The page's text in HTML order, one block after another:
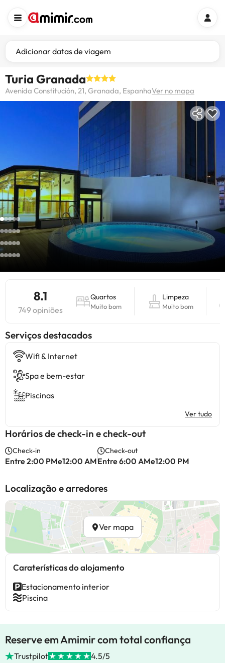
Adicionar datas de viagem
Turia Granada
Avenida Constitución, 21, Granada, EspanhaVer no mapa
8.1
749 opiniões
Quartos
Muito bom
Limpeza
Muito bom
Serviços destacados
Wifi & Internet
Spa e bem-estar
Piscinas
Ver tudo
Horários de check-in e check-out
Check-in
Entre 2:00 PMe12:00 AM
Check-out
Entre 6:00 AMe12:00 PM
Localização e arredores
Ver mapa
Caraterísticas do alojamento
Estacionamento interior
Piscina
Reserve em Amimir com total confiança
Trustpilot 4.5/5